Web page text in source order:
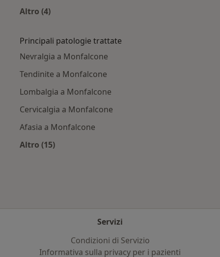
Altro (4)
Principali patologie trattate
Nevralgia a Monfalcone
Tendinite a Monfalcone
Lombalgia a Monfalcone
Cervicalgia a Monfalcone
Afasia a Monfalcone
Altro (15)
Servizi
Condizioni di Servizio
Informativa sulla privacy per i pazienti